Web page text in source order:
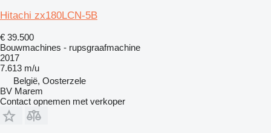
Hitachi zx180LCN-5B
€ 39.500
Bouwmachines - rupsgraafmachine
2017
7.613 m/u
België, Oosterzele
BV Marem
Contact opnemen met verkoper